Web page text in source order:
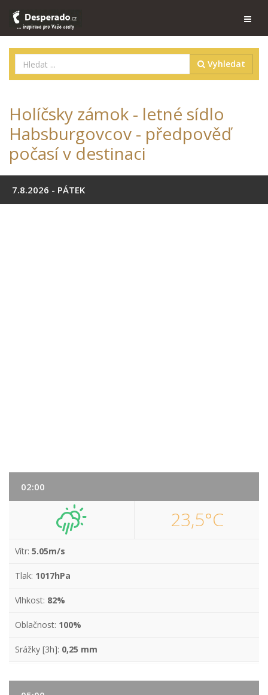
Vyhledat
Holíčsky zámok - letné sídlo
Habsburgovcov - předpověď
počasí v destinaci
7.8.2026 - PÁTEK
02:00
23,5°C
Vítr: 5.05m/s
Tlak: 1017hPa
Vlhkost: 82%
Oblačnost: 100%
Srážky [3h]: 0,25 mm